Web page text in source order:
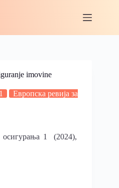
imovine
Европска ревија за
осигурања 1 (2024),